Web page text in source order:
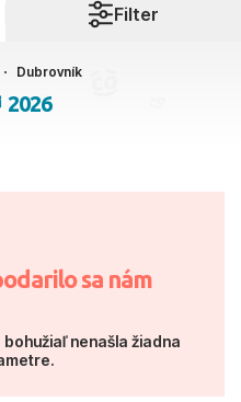
Filter
Dubrovník
2026
sa nám
nenašla žiadna